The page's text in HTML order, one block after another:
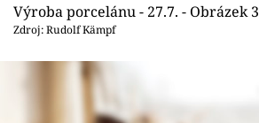
Výroba porcelánu - 27.7. - Obrázek 3
Zdroj: Rudolf Kämpf